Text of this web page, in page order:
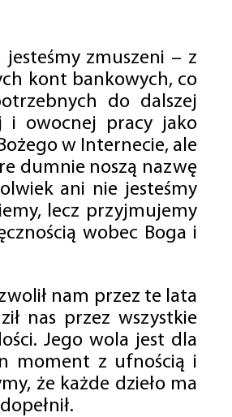
zmuszeni – z
kont bankowych, co
do dalszej
i owocnej pracy jako
w Internecie, ale
dumnie noszą nazwę
ani nie jesteśmy
lecz przyjmujemy
wobec Boga i
nam przez te lata
nas przez wszystkie
Jego wola jest dla
moment z ufnością i
że każde dzieło ma